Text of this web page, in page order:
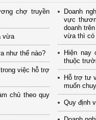
chợ truyền
vừa
như thế nào?
việc hỗ trợ
chủ theo quy
Doanh
vực
doanh
vừa thì có
Hiện nay
thuộc
Hỗ trợ tư
muốn
Quy định